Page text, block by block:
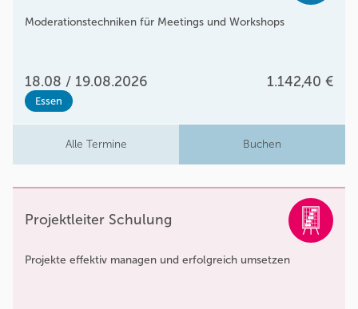
Moderationstechniken für Meetings und Workshops
18.08 / 19.08.2026 1.142,40 €
Essen
Alle Termine Buchen
Projektleiter Schulung
Projekte effektiv managen und erfolgreich umsetzen